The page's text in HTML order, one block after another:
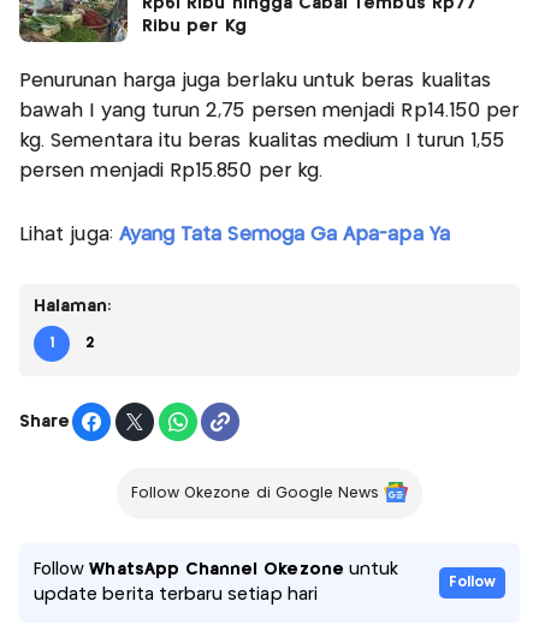
Rp61 Ribu hingga Cabai Tembus Rp77
Ribu per Kg
Penurunan harga juga berlaku untuk beras kualitas
bawah I yang turun 2,75 persen menjadi Rp14.150 per
kg. Sementara itu beras kualitas medium I turun 1,55
persen menjadi Rp15.850 per kg.
Lihat juga: Ayang Tata Semoga Ga Apa-apa Ya
Halaman:
1 2
Share
Follow Okezone di Google News
FollowWhatsApp Channel Okezone untuk
update berita terbaru setiap hari
Follow